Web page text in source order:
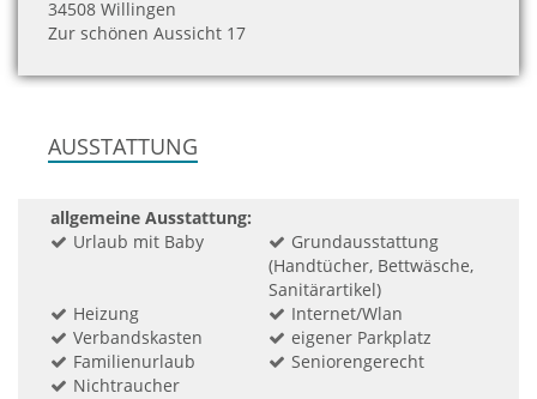
34508 Willingen
Zur schönen Aussicht 17
AUSSTATTUNG
allgemeine Ausstattung:
Urlaub mit Baby
Grundausstattung
(Handtücher, Bettwäsche,
Sanitärartikel)
Heizung
Internet/Wlan
Verbandskasten
eigener Parkplatz
Familienurlaub
Seniorengerecht
Nichtraucher